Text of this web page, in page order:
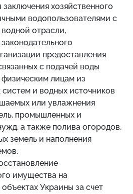
заключения хозяйственного
водопользователями с
отрасли,
предоставления
с подачей воды
лицам из
и водных источников
или увлажнения
промышленных и
а также полива огородов,
земель и наполнения
имущества на
объектах Украины за счет